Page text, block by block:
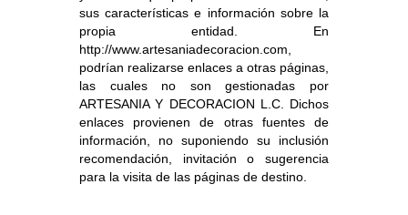
sus características e información sobre la
propia entidad. En
http://www.artesaniadecoracion.com,
podrían realizarse enlaces a otras páginas,
las cuales no son gestionadas por
ARTESANIA Y DECORACION L.C. Dichos
enlaces provienen de otras fuentes de
información, no suponiendo su inclusión
recomendación, invitación o sugerencia
para la visita de las páginas de destino.